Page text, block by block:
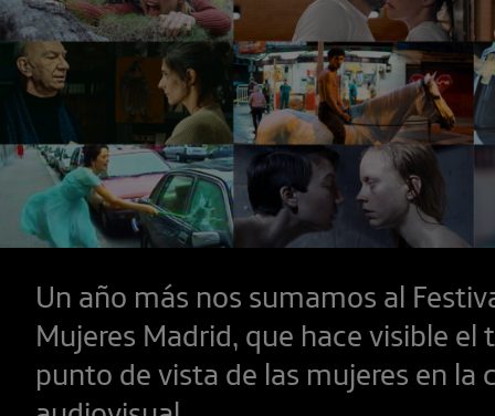
Un año más nos sumamos al
Mujeres Madrid, que hace visible el
punto de vista de las mujeres en la